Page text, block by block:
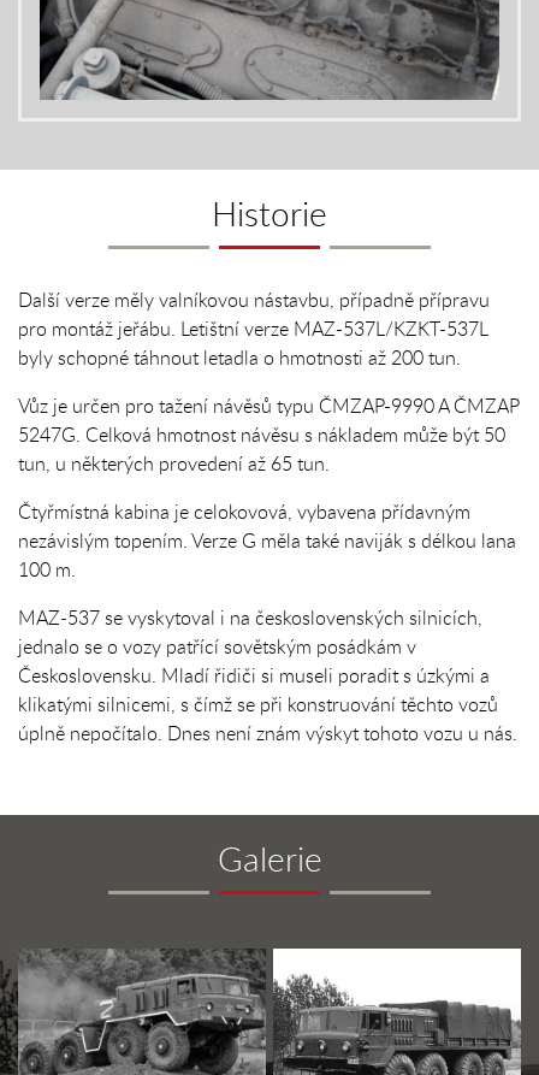
Historie
Další verze měly valníkovou nástavbu, případně přípravu
pro montáž jeřábu. Letištní verze MAZ-537L/KZKT-537L
byly schopné táhnout letadla o hmotnosti až 200 tun.
Vůz je určen pro tažení návěsů typu ČMZAP-9990 A ČMZAP
5247G. Celková hmotnost návěsu s nákladem může být 50
tun, u některých provedení až 65 tun.
Čtyřmístná kabina je celokovová, vybavena přídavným
nezávislým topením. Verze G měla také naviják s délkou lana
100 m.
MAZ-537 se vyskytoval i na československých silnicích,
jednalo se o vozy patřící sovětským posádkám v
Československu. Mladí řidiči si museli poradit s úzkými a
klikatými silnicemi, s čímž se při konstruování těchto vozů
úplně nepočítalo. Dnes není znám výskyt tohoto vozu u nás.
Galerie